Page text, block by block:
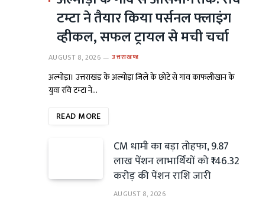
टम्टा ने तैयार किया पर्सनल फ्लाइंग
व्हीकल, सफल ट्रायल से मची चर्चा
AUGUST 8, 2026 उत्तराखण्ड
अल्मोड़ा। उत्तराखंड के अल्मोड़ा जिले के छोटे से गांव काफलीखान के
युवा रवि टम्टा ने…
READ MORE
CM धामी का बड़ा तोहफा, 9.87
लाख पेंशन लाभार्थियों को ₹146.32
करोड़ की पेंशन राशि जारी
AUGUST 8, 2026